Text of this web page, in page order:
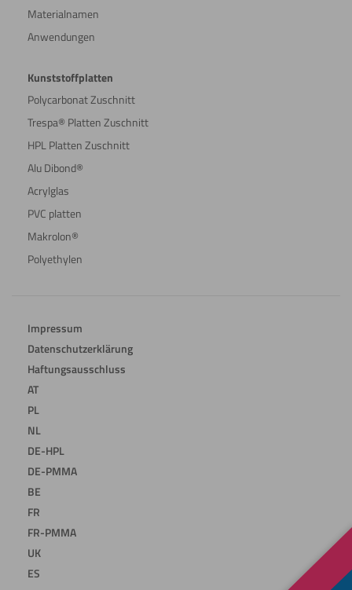
Materialnamen
Anwendungen
Kunststoffplatten
Polycarbonat Zuschnitt
Trespa® Platten Zuschnitt
HPL Platten Zuschnitt
Alu Dibond®
Acrylglas
PVC platten
Makrolon®
Polyethylen
Impressum
Datenschutzerklärung
Haftungsausschluss
AT
PL
NL
DE-HPL
DE-PMMA
BE
FR
FR-PMMA
UK
ES